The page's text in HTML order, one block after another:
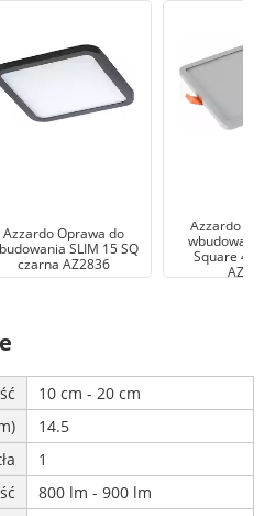
Azzardo Oprawa do
SLIM 15 SQ
czarna AZ2836
Azzardo
Square
10 cm - 20 cm
14.5
1
800 lm - 900 lm